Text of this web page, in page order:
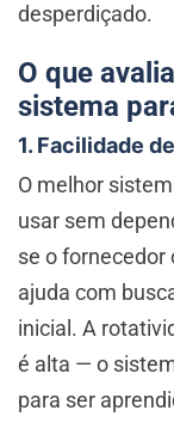
desperdiçado.
O que
sistema
1. Facilidade
O melhor
usar sem
se o fornecedor
ajuda com
inicial. A
é alta — o
para ser